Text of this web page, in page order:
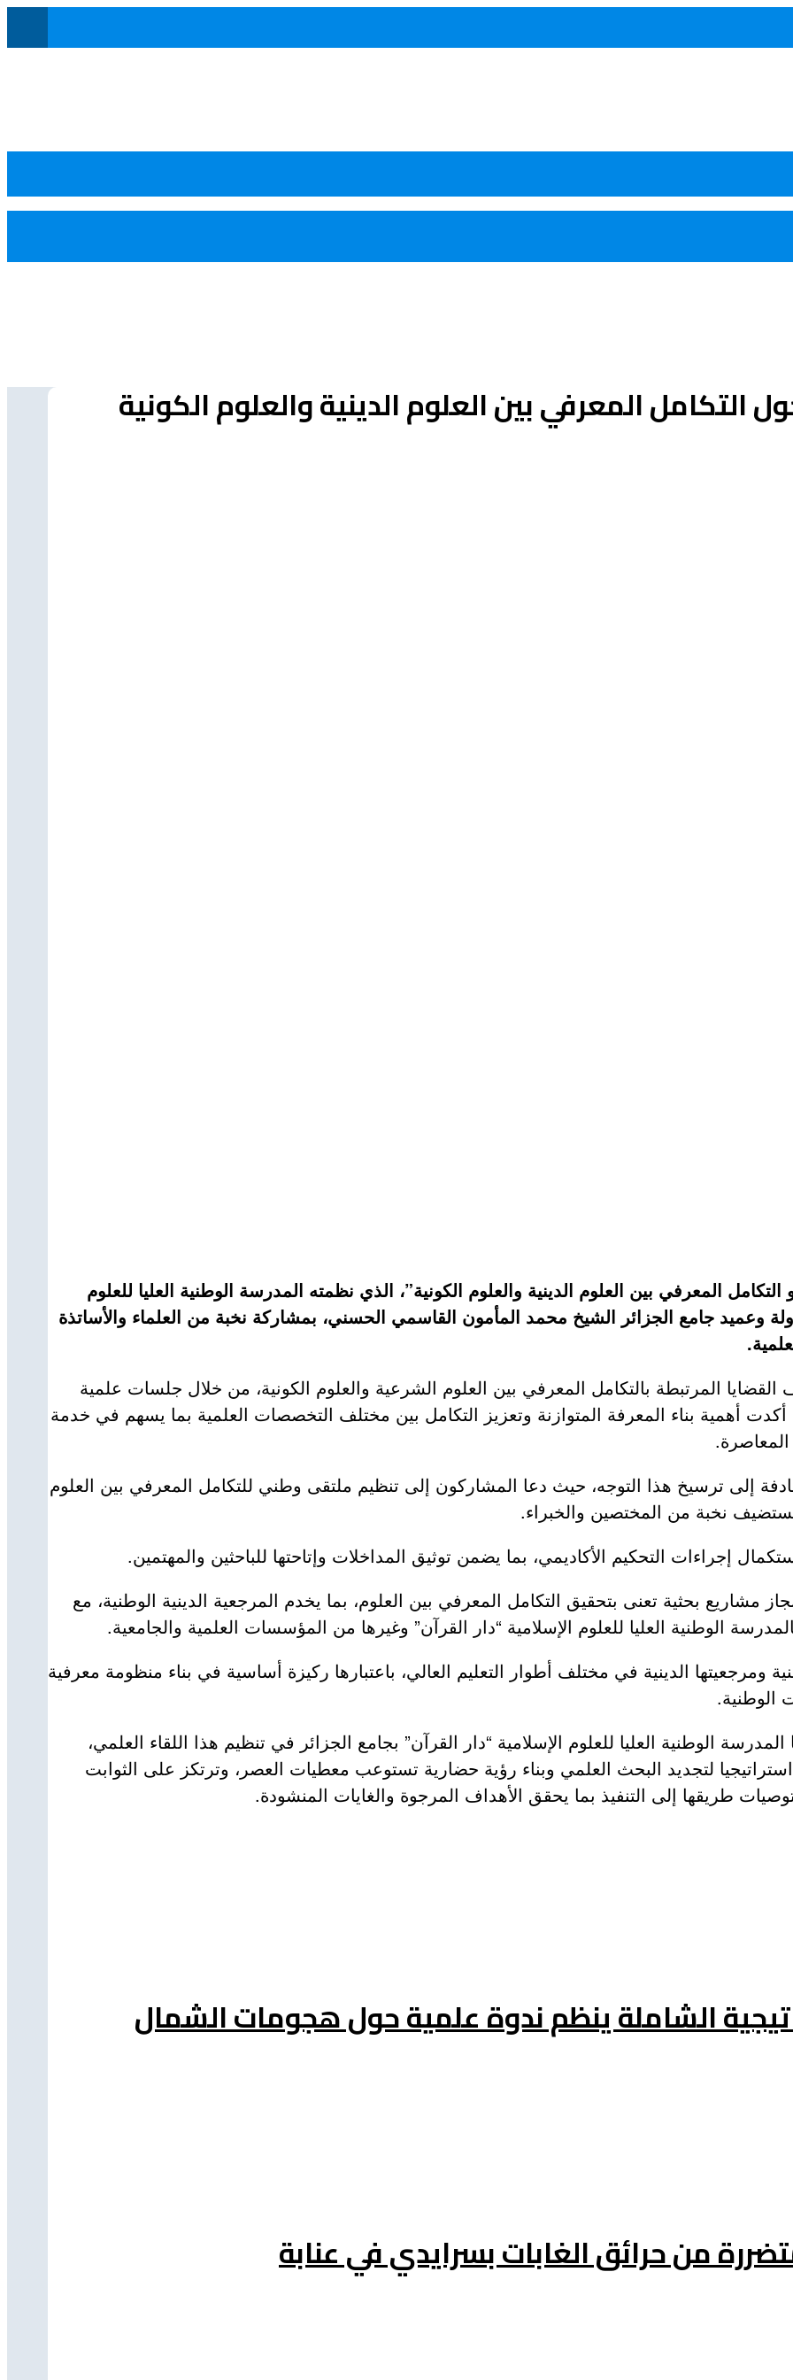
التكامل المعرفي بين العلوم الدينية والعلوم الكونية
المعرفي بين العلوم الدينية والعلوم الكونية”، الذي نظمته المدرسة الوطنية العليا للعلوم
وعميد جامع الجزائر الشيخ محمد المأمون القاسمي الحسني، بمشاركة نخبة من العلماء والأساتذة
المرتبطة بالتكامل المعرفي بين العلوم الشرعية والعلوم الكونية، من خلال جلسات علمية
أهمية بناء المعرفة المتوازنة وتعزيز التكامل بين مختلف التخصصات العلمية بما يسهم في خدمة
المعاصرة.
إلى ترسيخ هذا التوجه، حيث دعا المشاركون إلى تنظيم ملتقى وطني للتكامل المعرفي بين العلوم
نخبة من المختصين والخبراء.
إجراءات التحكيم الأكاديمي، بما يضمن توثيق المداخلات وإتاحتها للباحثين والمهتمين.
مشاريع بحثية تعنى بتحقيق التكامل المعرفي بين العلوم، بما يخدم المرجعية الدينية الوطنية، مع
الوطنية العليا للعلوم الإسلامية “دار القرآن” وغيرها من المؤسسات العلمية والجامعية.
الدينية في مختلف أطوار التعليم العالي، باعتبارها ركيزة أساسية في بناء منظومة معرفية
الوطنية.
الوطنية العليا للعلوم الإسلامية “دار القرآن” بجامع الجزائر في تنظيم هذا اللقاء العلمي،
لتجديد البحث العلمي وبناء رؤية حضارية تستوعب معطيات العصر، وترتكز على الثوابت
طريقها إلى التنفيذ بما يحقق الأهداف المرجوة والغايات المنشودة.
الشاملة ينظم ندوة علمية حول هجومات الشمال
من حرائق الغابات بسرايدي في عنابة